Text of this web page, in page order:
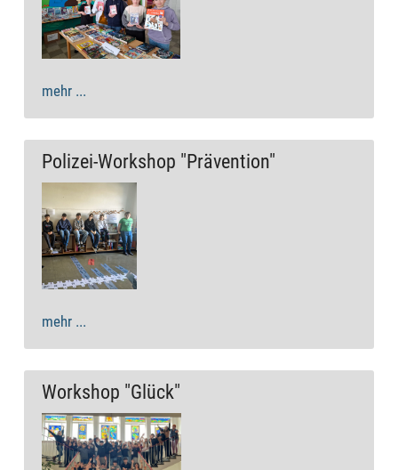
mehr ...
Polizei-Workshop "Prävention"
mehr ...
Workshop "Glück"